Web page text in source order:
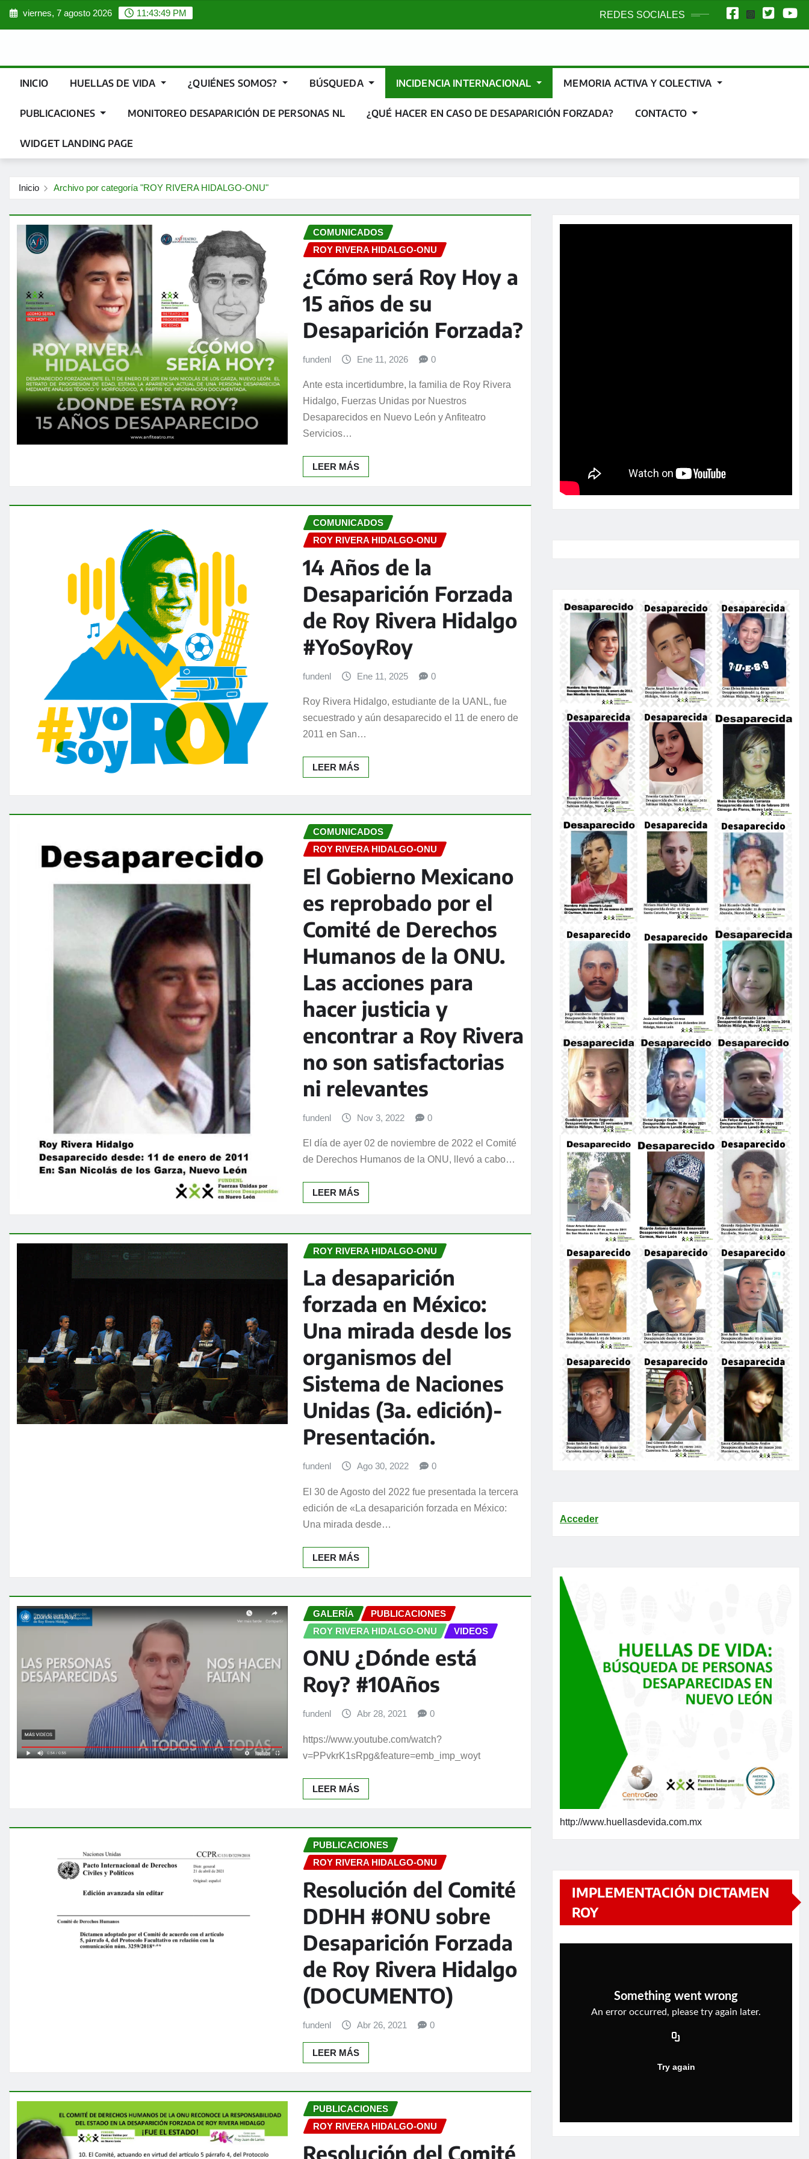
Saltar
viernes, 7 agosto 2026 11:43:50 PM REDES SOCIALES
INICIO HUELLAS DE VIDA ¿QUIÉNES SOMOS? BÚSQUEDA INCIDENCIA INTERNACIONAL MEMORIA ACTIVA Y COLECTIVA
PUBLICACIONES MONITOREO DESAPARICIÓN DE PERSONAS NL ¿QUÉ HACER EN CASO DE DESAPARICIÓN FORZADA? CONTACTO
WIDGET LANDING PAGE
Inicio Archivo por categoría "ROY RIVERA HIDALGO-ONU"
COMUNICADOS
ROY RIVERA HIDALGO-ONU
¿Cómo será Roy Hoy a
15 años de su
Desaparición Forzada?
fundenl Ene 11, 2026 0
Ante esta incertidumbre, la familia de Roy Rivera
Hidalgo, Fuerzas Unidas por Nuestros
Desaparecidos en Nuevo León y Anfiteatro
Servicios…
LEER MÁS
COMUNICADOS
ROY RIVERA HIDALGO-ONU
14 Años de la
Desaparición Forzada
de Roy Rivera Hidalgo
#YoSoyRoy
fundenl Ene 11, 2025 0
Roy Rivera Hidalgo, estudiante de la UANL, fue
secuestrado y aún desaparecido el 11 de enero de
2011 en San…
LEER MÁS
COMUNICADOS
ROY RIVERA HIDALGO-ONU
El Gobierno Mexicano
es reprobado por el
Comité de Derechos
Humanos de la ONU.
Las acciones para
hacer justicia y
encontrar a Roy Rivera
no son satisfactorias
ni relevantes
fundenl Nov 3, 2022 0
El día de ayer 02 de noviembre de 2022 el Comité
de Derechos Humanos de la ONU, llevó a cabo…
LEER MÁS
ROY RIVERA HIDALGO-ONU
La desaparición
forzada en México:
Una mirada desde los
organismos del
Sistema de Naciones
Unidas (3a. edición)-
Presentación.
fundenl Ago 30, 2022 0
El 30 de Agosto del 2022 fue presentada la tercera
edición de «La desaparición forzada en México:
Una mirada desde…
LEER MÁS
GALERÍA
PUBLICACIONES
ROY RIVERA HIDALGO-ONU
VIDEOS
ONU ¿Dónde está
Roy? #10Años
fundenl Abr 28, 2021 0
https://www.youtube.com/watch?
v=PPvkrK1sRpg&feature=emb_imp_woyt
LEER MÁS
PUBLICACIONES
ROY RIVERA HIDALGO-ONU
Resolución del Comité
DDHH #ONU sobre
Desaparición Forzada
de Roy Rivera Hidalgo
(DOCUMENTO)
fundenl Abr 26, 2021 0
LEER MÁS
PUBLICACIONES
ROY RIVERA HIDALGO-ONU
Resolución del Comité
Acceder
http://www.huellasdevida.com.mx
IMPLEMENTACIÓN DICTAMEN
ROY